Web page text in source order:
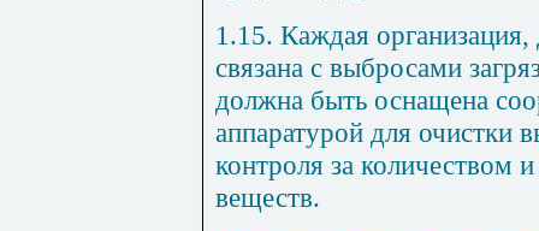
1.15. Каждая организация,
связана с выбросами
должна быть оснащена
аппаратурой для очистки
контроля за количеством
веществ.